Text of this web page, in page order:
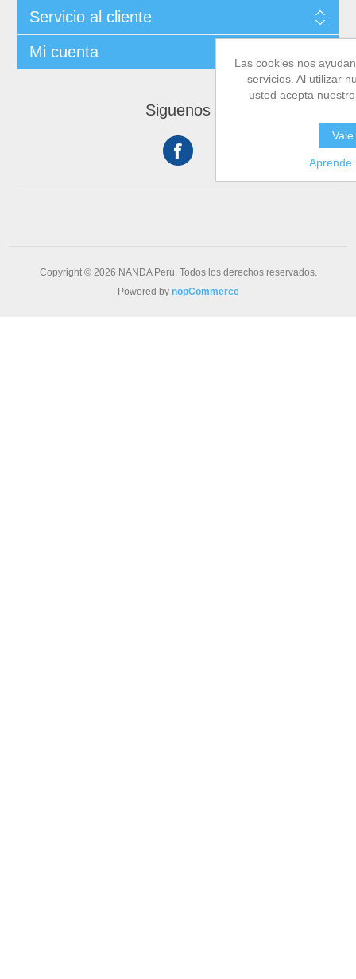
Servicio al cliente
Mi cuenta
Siguenos
Copyright © 2026 NANDA Perú. Todos los derechos reservados.
Powered by nopCommerce
Las cookies nos
servicios. Al utilizar
usted acepta
Vale
Aprende